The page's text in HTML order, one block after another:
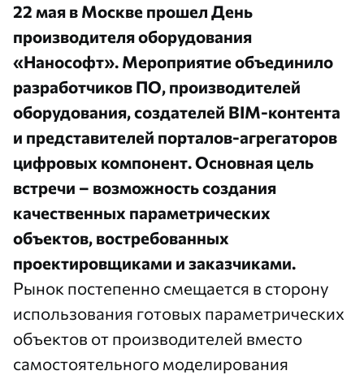
22 мая в Москве прошел День
производителя оборудования
«Нанософт». Мероприятие объединило
разработчиков ПО, производителей
оборудования, создателей BIM-контента
и представителей порталов-агрегаторов
цифровых компонент. Основная цель
встречи – возможность создания
качественных параметрических
объектов, востребованных
проектировщиками и заказчиками.
Рынок постепенно смещается в сторону
использования готовых параметрических
объектов от производителей вместо
самостоятельного моделирования